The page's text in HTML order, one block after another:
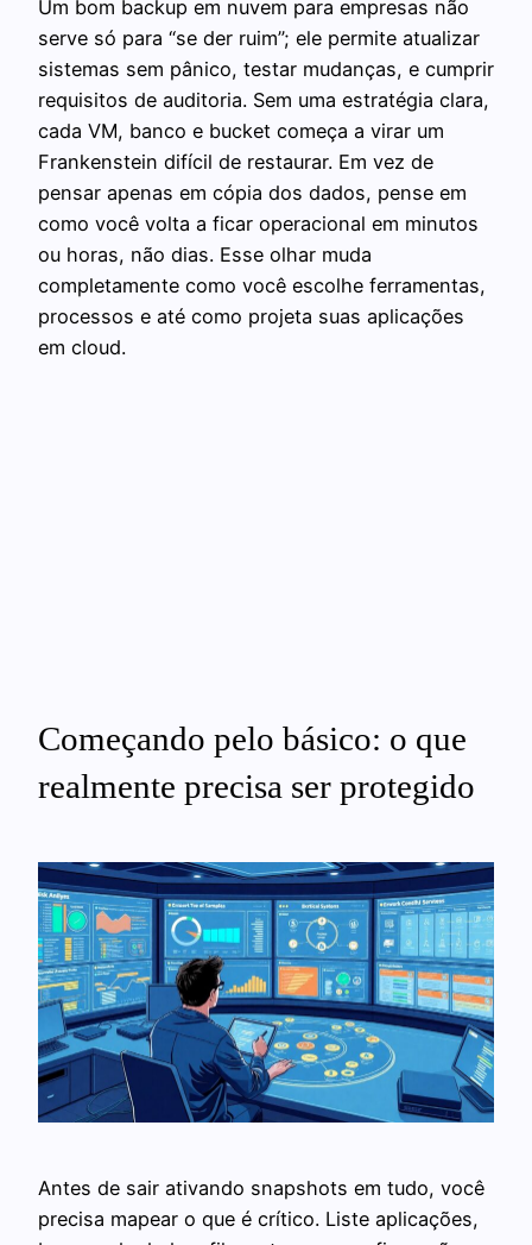
Um bom backup em nuvem para empresas não
serve só para “se der ruim”; ele permite atualizar
sistemas sem pânico, testar mudanças, e cumprir
requisitos de auditoria. Sem uma estratégia clara,
cada VM, banco e bucket começa a virar um
Frankenstein difícil de restaurar. Em vez de
pensar apenas em cópia dos dados, pense em
como você volta a ficar operacional em minutos
ou horas, não dias. Esse olhar muda
completamente como você escolhe ferramentas,
processos e até como projeta suas aplicações
em cloud.
Começando pelo básico: o que
realmente precisa ser protegido
Antes de sair ativando snapshots em tudo, você
precisa mapear o que é crítico. Liste aplicações,